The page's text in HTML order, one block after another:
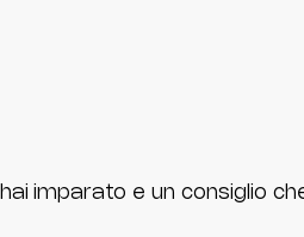
hai imparato e un consiglio